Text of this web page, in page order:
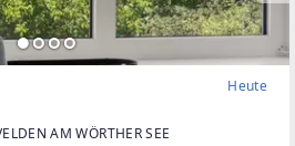
Heute
AM WÖRTHER SEE